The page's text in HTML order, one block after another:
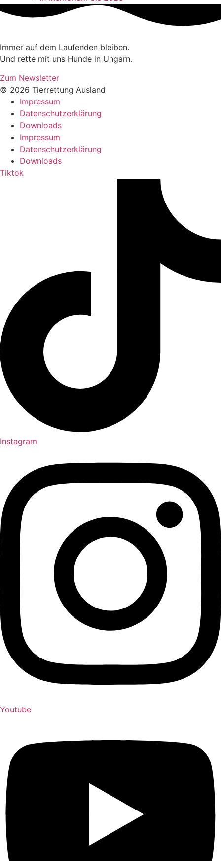
Immer auf dem Laufenden bleiben.
Und rette mit uns Hunde in Ungarn.
Zum Newsletter
© 2026 Tierrettung Ausland
Impressum
Datenschutzerklärung
Downloads
Impressum
Datenschutzerklärung
Downloads
Tiktok
Instagram
Youtube